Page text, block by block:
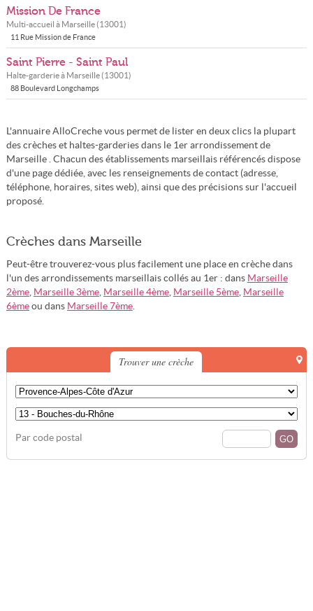
Mission De France
Multi-accueil à Marseille(13001)
11 Rue Mission de France
Saint Pierre - Saint Paul
Halte-garderie à Marseille(13001)
88 Boulevard Longchamps
L'annuaire AlloCreche vous permet de lister en deux clics la plupart
des crèches et haltes-garderies dans le 1er arrondissement de
Marseille . Chacun des établissements marseillais référencés dispose
d'une page dédiée, avec les renseignements de contact (adresse,
téléphone, horaires, sites web), ainsi que des précisions sur l'accueil
proposé.
Crèches dans Marseille
Peut-être trouverez-vous plus facilement une place en crèche dans
l'un des arrondissements marseillais collés au 1er : dans Marseille
2ème, Marseille 3ème, Marseille 4ème, Marseille 5ème, Marseille
6èmeou dans Marseille 7ème.
Trouver une crèche
Par code postal